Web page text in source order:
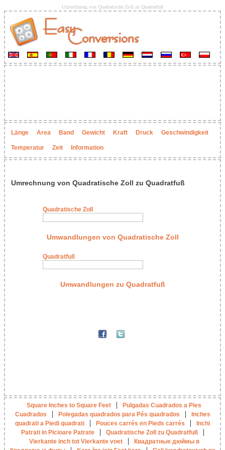
Umrechnung von Quadratische Zoll zu Quadratfuß
Länge Area Band Gewicht Kraft Druck Geschwindigkeit
Temperatur Zeit Information
Umrechnung von Quadratische Zoll zu Quadratfuß
Quadratische Zoll
Umwandlungen von Quadratische Zoll
Quadratfuß
Umwandlungen zu Quadratfuß
Square Inches to Square Feet |
Pulgadas Cuadrados a Pies
Cuadrados
| Polegadas quadrados para Pés quadrados |
Inches
quadrati a Piedi quadrati
| Pouces carrés en Pieds carrés |
Inchi
Patrati in Picioare Patrate
| Quadratische Zoll zu Quadratfuß |
Vierkante inch tot Vierkante voet |
Квадратные дюймы в